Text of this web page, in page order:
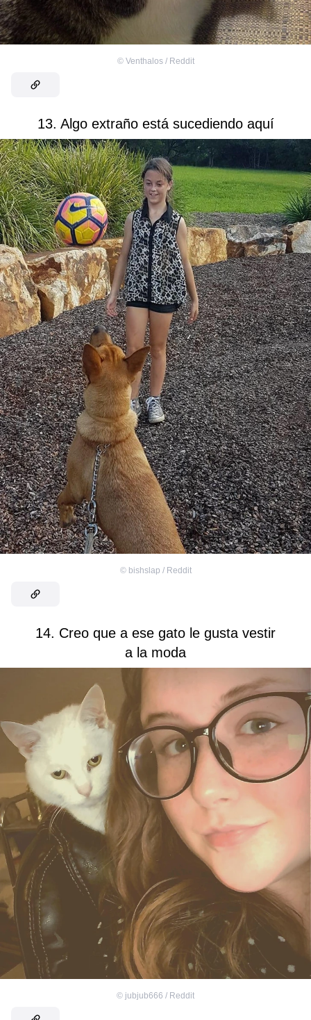
© Venthalos / Reddit
13. Algo extraño está sucediendo aquí
© bishslap / Reddit
14. Creo que a ese gato le gusta vestir
a la moda
© jubjub666 / Reddit